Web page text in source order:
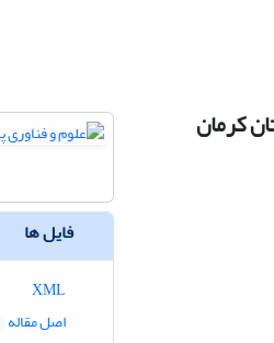
کرمان
فایل ها
اصل مقاله